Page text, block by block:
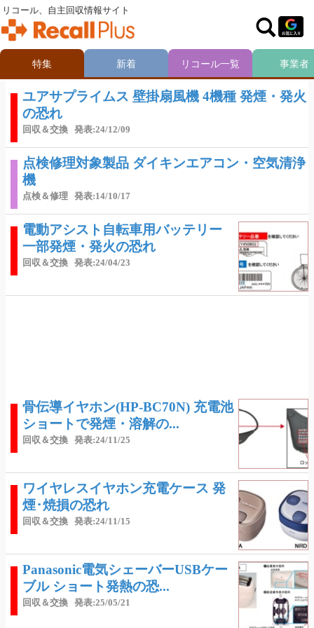
ユアサプライムス 壁掛扇風機 4機種 発煙・発火
の恐れ
回収＆交換 発表:24/12/09
点検修理対象製品 ダイキンエアコン・空気清浄
機
点検＆修理 発表:14/10/17
電動アシスト自転車用バッテリー
一部発煙・発火の恐れ
回収＆交換 発表:24/04/23
骨伝導イヤホン(HP-BC70N) 充電池
ショートで発煙・溶解の...
回収＆交換 発表:24/11/25
ワイヤレスイヤホン充電ケース 発
煙･焼損の恐れ
回収＆交換 発表:24/11/15
Panasonic電気シェーバーUSBケー
ブル ショート発熱の恐...
回収＆交換 発表:25/05/21
リコール、自主回収情報サイト
特集 新着 リコール一覧 事業者